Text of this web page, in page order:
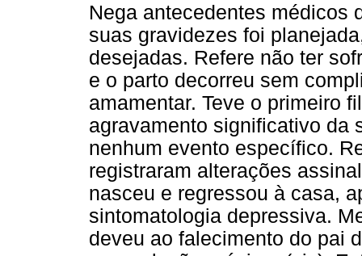
Nega antecedentes médicos
suas gravidezes foi
desejadas. Refere não ter
e o parto decorreu sem
amamentar. Teve o primeiro
agravamento significativo da
nenhum evento específico.
registraram alterações
nasceu e regressou à casa,
sintomatologia depressiva.
deveu ao falecimento do pai